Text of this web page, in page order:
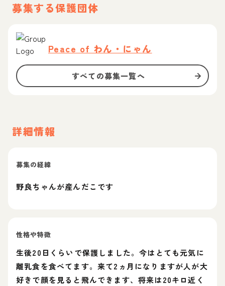
募集する保護団体
Peace of わん・にゃん
すべての募集一覧へ
詳細情報
募集の経緯
野良ちゃんが産んだこです
性格や特徴
生後20日くらいで保護しました。今はとても元気に
離乳食を食べてます。来て2ヵ月になりますが人が大
好きで顔を見ると飛んできます、将来は20キロ近く